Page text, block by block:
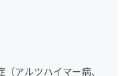
アルツハイマー病、